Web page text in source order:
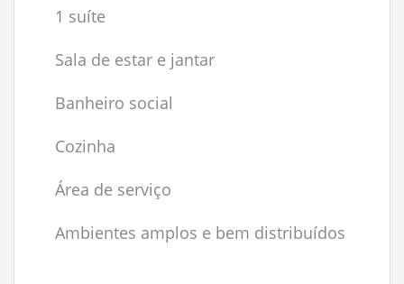
1 suíte
Sala de estar e jantar
Banheiro social
Cozinha
Área de serviço
Ambientes amplos e bem distribuídos